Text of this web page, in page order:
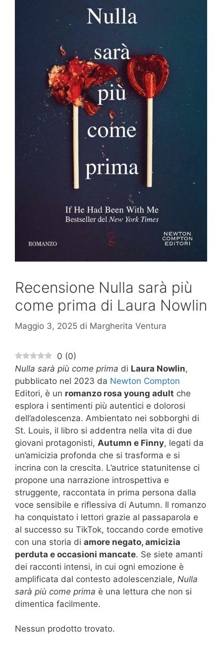
Recensione Nulla sarà più
come prima di Laura Nowlin
Maggio 3, 2025 di Margherita Ventura
0 (0)
Nulla sarà più come prima di Laura Nowlin,
pubblicato nel 2023 da Newton Compton
Editori, è un romanzo rosa young adult che
esplora i sentimenti più autentici e dolorosi
dell’adolescenza. Ambientato nei sobborghi di
St. Louis, il libro si addentra nella vita di due
giovani protagonisti, Autumn e Finny, legati da
un’amicizia profonda che si trasforma e si
incrina con la crescita. L’autrice statunitense ci
propone una narrazione introspettiva e
struggente, raccontata in prima persona dalla
voce sensibile e riflessiva di Autumn. Il romanzo
ha conquistato i lettori grazie al passaparola e
al successo su TikTok, toccando corde emotive
con una storia di amore negato, amicizia
perduta e occasioni mancate. Se siete amanti
dei racconti intensi, in cui ogni emozione è
amplificata dal contesto adolescenziale, Nulla
sarà più come prima è una lettura che non si
dimentica facilmente.
Nessun prodotto trovato.